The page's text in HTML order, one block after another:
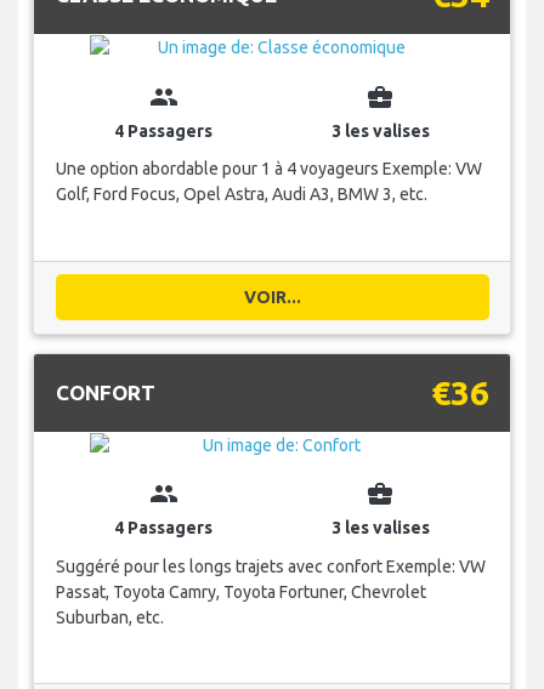
group
4 Passagers
business_center
3 les valises
Une option abordable pour 1 à 4 voyageurs Exemple: VW
Golf, Ford Focus, Opel Astra, Audi A3, BMW 3, etc.
VOIR...
CONFORT €36
group
4 Passagers
business_center
3 les valises
Suggéré pour les longs trajets avec confort Exemple: VW
Passat, Toyota Camry, Toyota Fortuner, Chevrolet
Suburban, etc.